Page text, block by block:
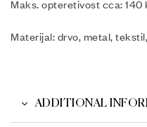
Maks. opteretivost cca: 140
Materijal: drvo, metal,
ADDITIONAL